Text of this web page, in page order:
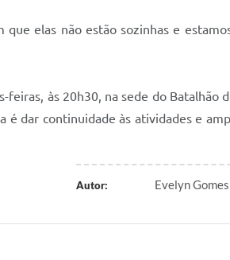
elas não estão sozinhas e
às 20h30, na sede do Batalhão
é dar continuidade às atividades e
Autor: Evelyn